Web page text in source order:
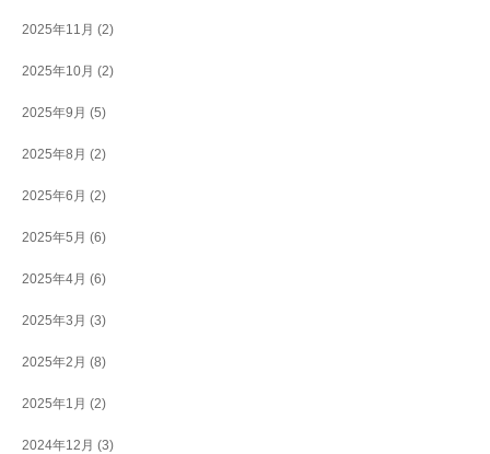
2025年11月 (2)
2025年10月 (2)
2025年9月 (5)
2025年8月 (2)
2025年6月 (2)
2025年5月 (6)
2025年4月 (6)
2025年3月 (3)
2025年2月 (8)
2025年1月 (2)
2024年12月 (3)